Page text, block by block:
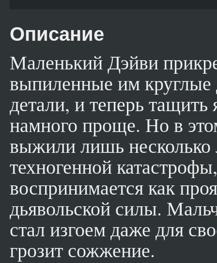
Описание
Маленький Дэйви
выпиленные им круглые
детали, и теперь
намного проще. Но в
выжили лишь
техногенной
воспринимается как
дьявольской силы.
стал изгоем даже для
грозит сожжение.